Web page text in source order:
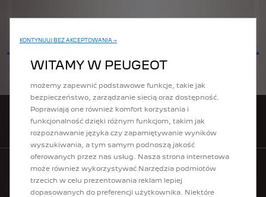
WYŚLIJ
ZNAJDŹ DEALERA
CENNIKI
KONTYNUUJ BEZ AKCEPTOWANIA →
WITAMY W PEUGEOT
Korzystamy z plików cookie i/lub innych narzędzi
użytkownikowi jak najlepszego komfortu podczas
możemy zapewnić podstawowe funkcje, takie jak
bezpieczeństwo, zarządzanie siecią oraz dostępność.
Poprawiają one również komfort korzystania i
funkcjonalność dzięki różnym funkcjom, takim jak
rozpoznawanie języka czy zapamiętywanie wyników
wyszukiwania, a tym samym podnoszą jakość
oferowanych przez nas usług. Nasza strona internetowa
może również wykorzystywać Narzędzia podmiotów
trzecich w celu prezentowania reklam lepiej
dopasowanych do preferencji użytkownika. Niektóre